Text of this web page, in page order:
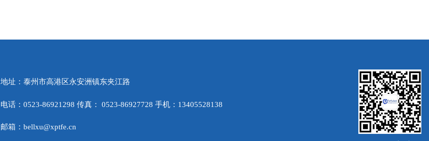
地址：泰州市高港区永安洲镇东夹江路
电话：0523-86921298 传真： 0523-86927728 手机：13405528138
邮箱：bellxu@xptfe.cn